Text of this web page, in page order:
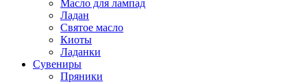
Масло для лампад
Ладан
Святое масло
Киоты
Ладанки
Сувениры
Пряники